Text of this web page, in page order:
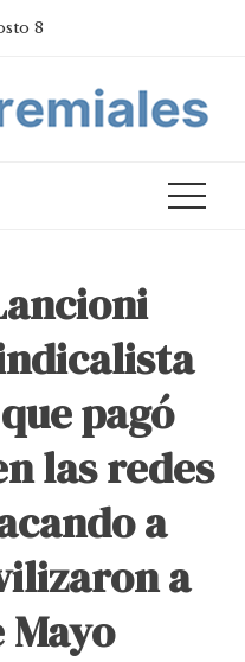
8
pagó
las redes
a
a
Mayo